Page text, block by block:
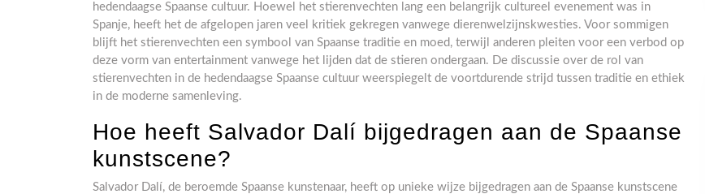
hedendaagse Spaanse cultuur. Hoewel het stierenvechten lang een belangrijk cultureel evenement was in
Spanje, heeft het de afgelopen jaren veel kritiek gekregen vanwege dierenwelzijnskwesties. Voor sommigen
blijft het stierenvechten een symbool van Spaanse traditie en moed, terwijl anderen pleiten voor een verbod op
deze vorm van entertainment vanwege het lijden dat de stieren ondergaan. De discussie over de rol van
stierenvechten in de hedendaagse Spaanse cultuur weerspiegelt de voortdurende strijd tussen traditie en ethiek
in de moderne samenleving.
Hoe heeft Salvador Dalí bijgedragen aan de Spaanse
kunstscene?
Salvador Dalí, de beroemde Spaanse kunstenaar, heeft op unieke wijze bijgedragen aan de Spaanse kunstscene